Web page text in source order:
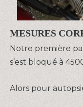
MESURES
Notre première
s’est bloqué à
Alors pour